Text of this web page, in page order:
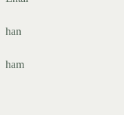
han
ham